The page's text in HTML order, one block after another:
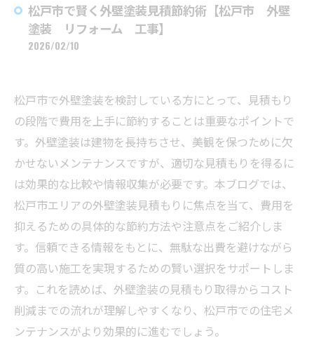
松戸市で賢く外壁塗装見積節約術【松戸市 外壁
塗装 リフォーム 工事】
2026/02/10
松戸市で外壁塗装を検討している方にとって、見積もり
の段階で費用を上手に節約することは重要なポイントで
す。外壁塗装は建物を長持ちさせ、美観を保つために欠
かせないメンテナンスですが、適切な見積もりを得るに
は効果的な比較や情報収集が必要です。本ブログでは、
松戸市エリアの外壁塗装見積もりに焦点を当て、費用を
抑えるための具体的な節約方法や注意点をご紹介しま
す。信頼できる情報をもとに、無駄な出費を避けながら
質の高い施工を実現するための賢い選択をサポートしま
す。これを読めば、外壁塗装の見積もり取得からコスト
削減までの流れが理解しやすくなり、松戸市での住宅メ
ンテナンスがより効果的に進むでしょう。